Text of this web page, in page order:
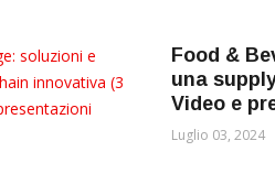
Food &
una
Video e
Luglio 03, 2024